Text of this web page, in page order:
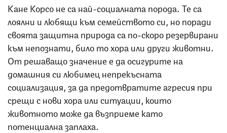
Кане Корсо не са най-социалната порода. Те са
лоялни и любящи към семейството си, но поради
своята защитна природа са по-скоро резервирани
към непознати, било то хора или други животни.
От решаващо значение е да осигурите на
домашния си любимец непрекъсната
социализация, за да предотвратите агресия при
срещи с нови хора или ситуации, които
животното може да възприеме като
потенциална заплаха.